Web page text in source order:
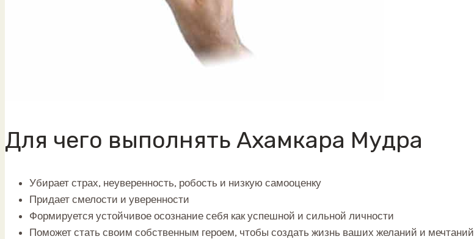
Для чего выполнять Ахамкара Мудра
Убирает страх, неуверенность, робость и низкую самооценку
Придает смелости и уверенности
Формируется устойчивое осознание себя как успешной и сильной личности
Поможет стать своим собственным героем, чтобы создать жизнь ваших желаний и мечтаний